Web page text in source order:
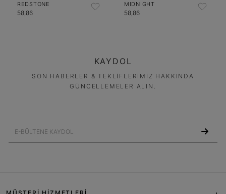
REDSTONE
58,86
MIDNIGHT
58,86
KAYDOL
SON HABERLER & TEKLİFLERİMİZ HAKKINDA
GÜNCELLEMELER ALIN.